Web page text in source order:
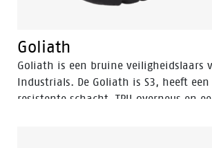
Goliath
Goliath is een bruine veiligheidslaars
Industrials. De Goliath is S3, heeft
resistente schacht, TPU overneus en